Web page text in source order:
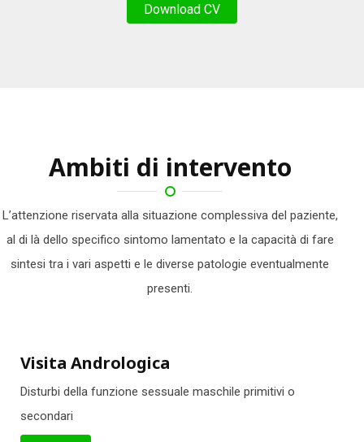
Download CV
Ambiti di intervento
L’attenzione riservata alla situazione complessiva del paziente,
al di là dello specifico sintomo lamentato e la capacità di fare
sintesi tra i vari aspetti e le diverse patologie eventualmente
presenti.
Visita Andrologica
Disturbi della funzione sessuale maschile primitivi o
secondari